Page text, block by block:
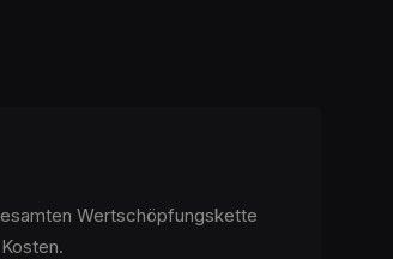
Wertschöpfungskette